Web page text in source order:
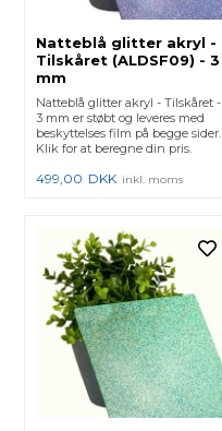
Natteblå glitter akryl -
Tilskåret (ALDSF09) - 3
mm
Natteblå glitter akryl - Tilskåret -
3 mm er støbt og leveres med
beskyttelses film på begge sider.
Klik for at beregne din pris.
499,00 DKK inkl. moms